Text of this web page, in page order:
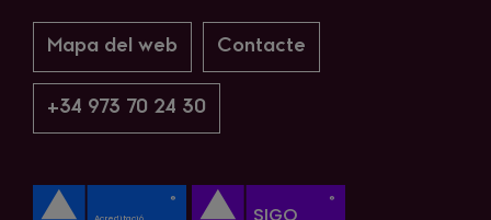
Mapa del web Contacte
+34 973 70 24 30